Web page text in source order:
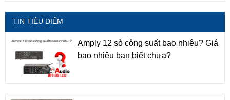
TIN TIÊU ĐIỂM
Amply 12 sò công suất bao nhiêu? Giá
bao nhiêu bạn biết chưa?